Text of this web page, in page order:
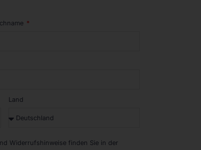
Land
Widerrufshinweise finden Sie in der